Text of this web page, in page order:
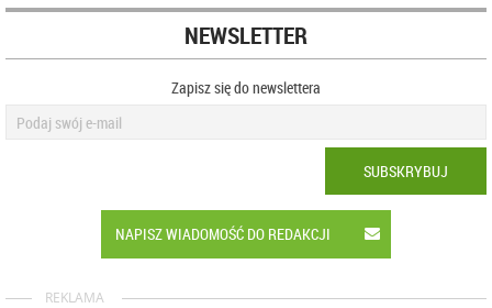
NEWSLETTER
Zapisz się do newslettera
SUBSKRYBUJ
NAPISZ WIADOMOŚĆ DO REDAKCJI
REKLAMA